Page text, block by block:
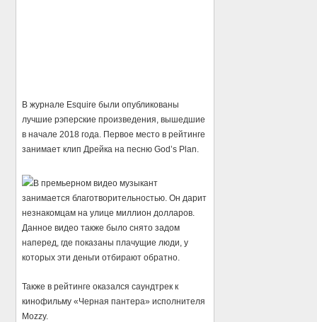
В журнале Esquire были опубликованы
лучшие рэперские произведения, вышедшие
в начале 2018 года. Первое место в рейтинге
занимает клип Дрейка на песню God’s Plan.
В премьерном видео музыкант
занимается благотворительностью. Он дарит
незнакомцам на улице миллион долларов.
Данное видео также было снято задом
наперед, где показаны плачущие люди, у
которых эти деньги отбирают обратно.
Также в рейтинге оказался саундтрек к
кинофильму «Черная пантера» исполнителя
Mozzy.